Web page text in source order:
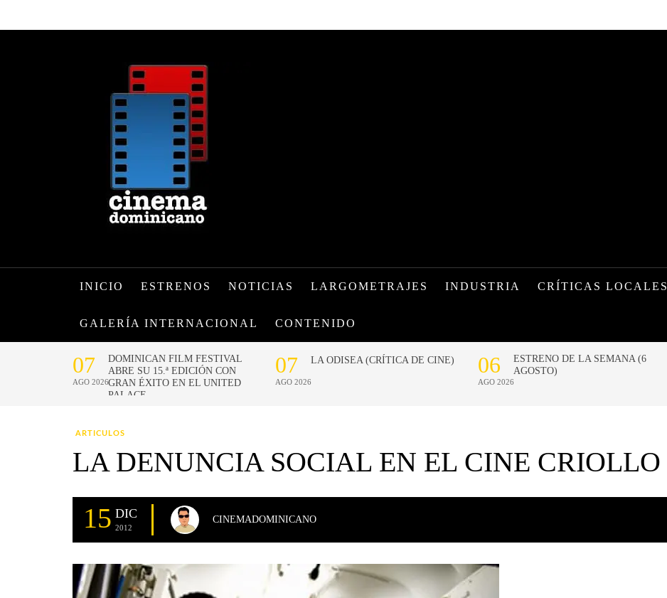
INICIO ESTRENOS NOTICIAS LARGOMETRAJES INDUSTRIA CRÍTICAS LOCALES
GALERÍA INTERNACIONAL CONTENIDO
ARTICULOS
LA DENUNCIA SOCIAL EN EL CINE CRIOLLO
15 DIC
2012
CINEMADOMINICANO